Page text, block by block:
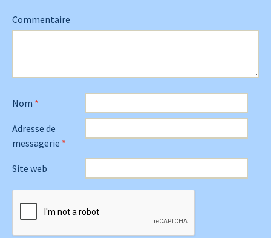
Commentaire
Nom *
Adresse de
messagerie *
Site web